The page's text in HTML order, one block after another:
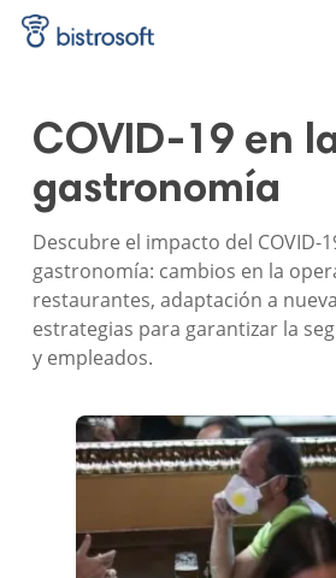
Skip
COVID-19 en
gastronomía
Descubre el impacto del COVID-
gastronomía: cambios en la
restaurantes, adaptación a
estrategias para garantizar la
y empleados.